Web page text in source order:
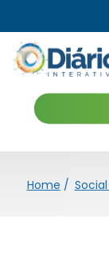
Home /